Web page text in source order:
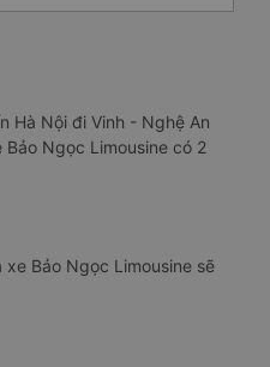
Hà Nội đi Vinh - Nghệ An
Ngọc Limousine có 2
Bảo Ngọc Limousine sẽ